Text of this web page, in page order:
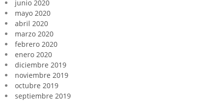
junio 2020
mayo 2020
abril 2020
marzo 2020
febrero 2020
enero 2020
diciembre 2019
noviembre 2019
octubre 2019
septiembre 2019